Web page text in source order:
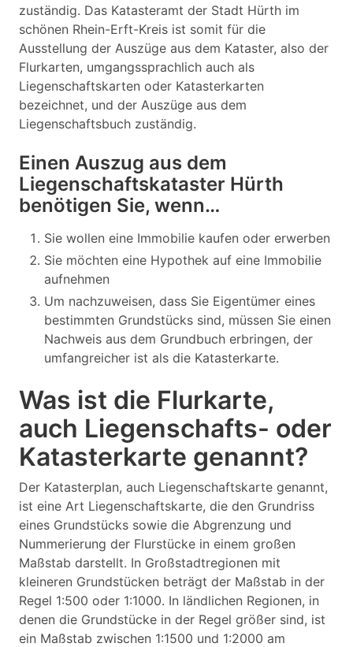
zuständig. Das Katasteramt der Stadt Hürth im
schönen Rhein-Erft-Kreis ist somit für die
Ausstellung der Auszüge aus dem Kataster, also der
Flurkarten, umgangssprachlich auch als
Liegenschaftskarten oder Katasterkarten
bezeichnet, und der Auszüge aus dem
Liegenschaftsbuch zuständig.
Einen Auszug aus dem
Liegenschaftskataster Hürth
benötigen Sie, wenn…
Sie wollen eine Immobilie kaufen oder erwerben
Sie möchten eine Hypothek auf eine Immobilie
aufnehmen
Um nachzuweisen, dass Sie Eigentümer eines
bestimmten Grundstücks sind, müssen Sie einen
Nachweis aus dem Grundbuch erbringen, der
umfangreicher ist als die Katasterkarte.
Was ist die Flurkarte,
auch Liegenschafts- oder
Katasterkarte genannt?
Der Katasterplan, auch Liegenschaftskarte genannt,
ist eine Art Liegenschaftskarte, die den Grundriss
eines Grundstücks sowie die Abgrenzung und
Nummerierung der Flurstücke in einem großen
Maßstab darstellt. In Großstadtregionen mit
kleineren Grundstücken beträgt der Maßstab in der
Regel 1:500 oder 1:1000. In ländlichen Regionen, in
denen die Grundstücke in der Regel größer sind, ist
ein Maßstab zwischen 1:1500 und 1:2000 am